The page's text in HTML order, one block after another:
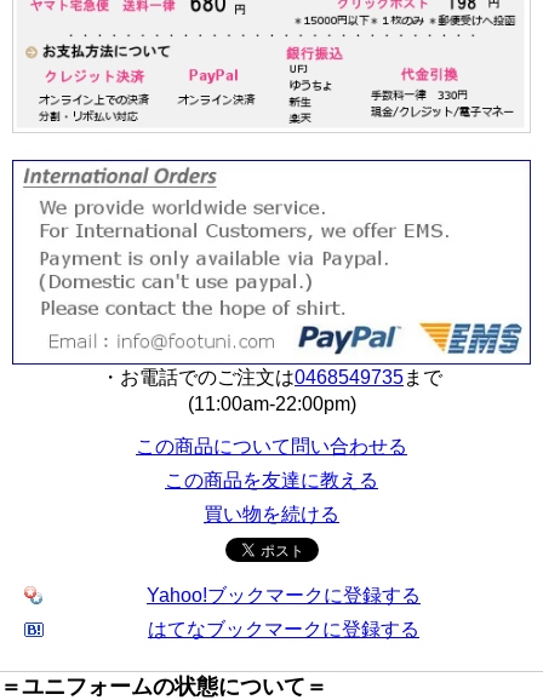
・お電話でのご注文は0468549735まで
(11:00am-22:00pm)
この商品について問い合わせる
この商品を友達に教える
買い物を続ける
Yahoo!ブックマークに登録する
はてなブックマークに登録する
＝ユニフォームの状態について＝